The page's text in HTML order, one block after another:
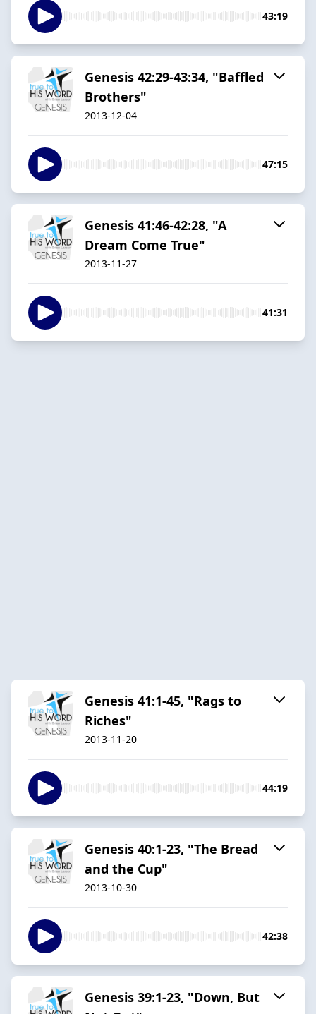
43:19
Genesis 42:29-43:34, "Baffled
Brothers"
2013-12-04
47:15
Genesis 41:46-42:28, "A
Dream Come True"
2013-11-27
41:31
Genesis 41:1-45, "Rags to
Riches"
2013-11-20
44:19
Genesis 40:1-23, "The Bread
and the Cup"
2013-10-30
42:38
Genesis 39:1-23, "Down, But